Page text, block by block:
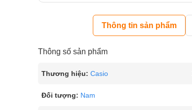
Thông tin sản phẩm
Thông số sản phẩm
Thương hiệu: Casio
Đối tượng: Nam